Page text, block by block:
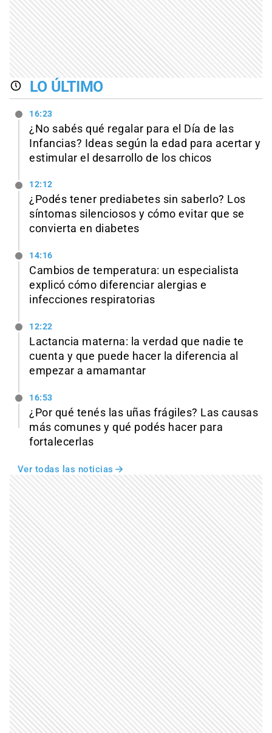
LO ÚLTIMO
16:23
¿No sabés qué regalar para el Día de las
Infancias? Ideas según la edad para acertar y
estimular el desarrollo de los chicos
12:12
¿Podés tener prediabetes sin saberlo? Los
síntomas silenciosos y cómo evitar que se
convierta en diabetes
14:16
Cambios de temperatura: un especialista
explicó cómo diferenciar alergias e
infecciones respiratorias
12:22
Lactancia materna: la verdad que nadie te
cuenta y que puede hacer la diferencia al
empezar a amamantar
16:53
¿Por qué tenés las uñas frágiles? Las causas
más comunes y qué podés hacer para
fortalecerlas
Ver todas las noticias